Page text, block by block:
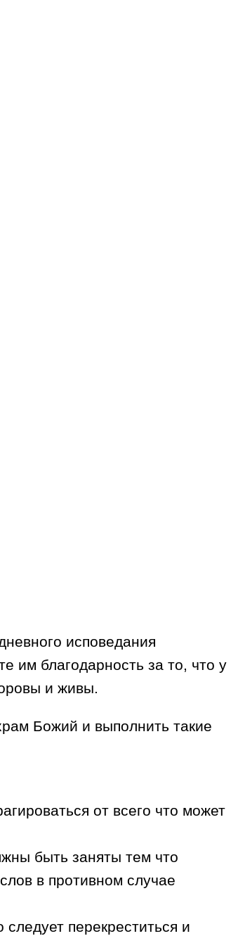
исповедания
им благодарность за то, что у
и живы.
Божий и выполнить такие
от всего что может
быть заняты тем что
в противном случае
перекреститься и